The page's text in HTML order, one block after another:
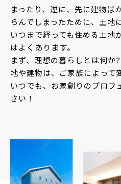
まったり、逆に、先に建物ば
らんでしまったために、土地
いつまで経っても住める土地
はよくあります。
まず、理想の暮らしとは何か
地や建物は、ご家族によって
いつでも、お家創りのプロフ
さい！